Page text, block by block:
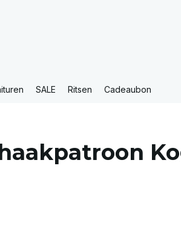
SALE Ritsen Cadeaubon